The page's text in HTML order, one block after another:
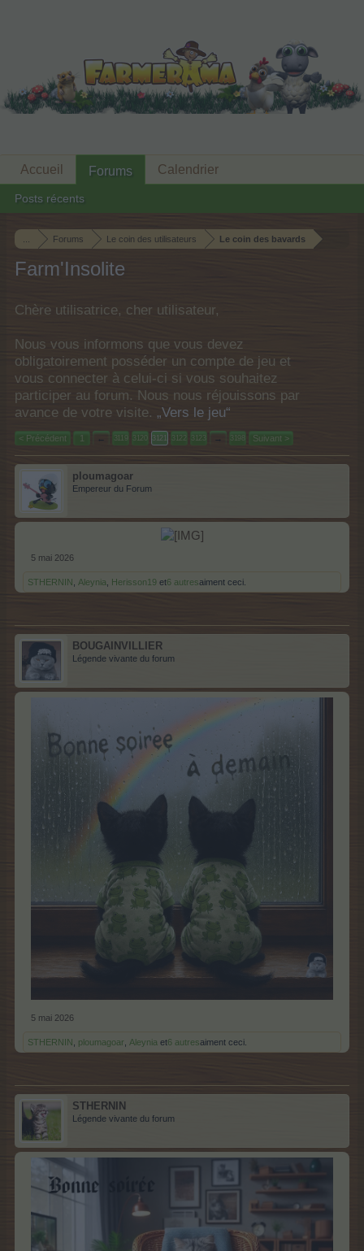
Forums Le coin des utilisateurs Le coin des bavards
Farm'Insolite
Chère utilisatrice, cher utilisateur,
Nous vous informons que vous devez
obligatoirement posséder un compte de jeu et
vous connecter à celui-ci si vous souhaitez
participer au forum. Nous nous réjouissons par
avance de votre visite. „Vers le jeu“
< Précédent 1 ← 3119 3120 3121 3122 3123 → 3198 Suivant >
ploumagoar
Empereur du Forum
5 mai 2026
STHERNIN Aleynia Herisson19 et6 autresaiment ceci.
BOUGAINVILLIER
Légende vivante du forum
5 mai 2026
STHERNIN ploumagoar Aleynia et6 autresaiment ceci.
STHERNIN
Légende vivante du forum
Accueil Forums
Posts récents
Calendrier